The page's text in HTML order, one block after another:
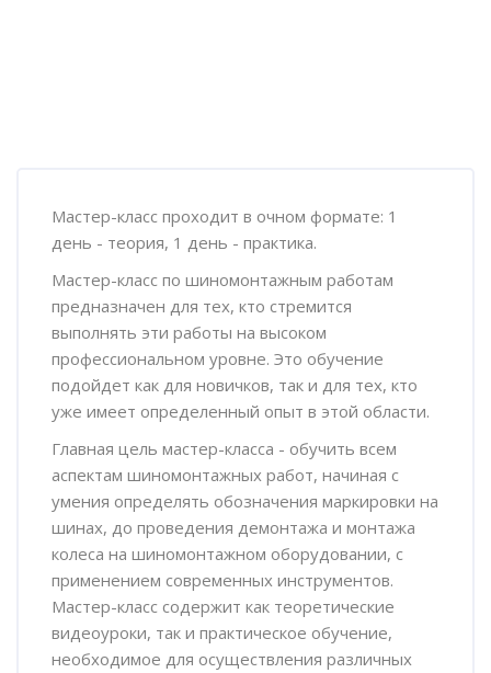
Мастер-класс проходит в очном формате: 1
день - теория, 1 день - практика.
Мастер-класс по шиномонтажным работам
предназначен для тех, кто стремится
выполнять эти работы на высоком
профессиональном уровне. Это обучение
подойдет как для новичков, так и для тех, кто
уже имеет определенный опыт в этой области.
Главная цель мастер-класса - обучить всем
аспектам шиномонтажных работ, начиная с
умения определять обозначения маркировки на
шинах, до проведения демонтажа и монтажа
колеса на шиномонтажном оборудовании, с
применением современных инструментов.
Мастер-класс содержит как теоретические
видеоуроки, так и практическое обучение,
необходимое для осуществления различных